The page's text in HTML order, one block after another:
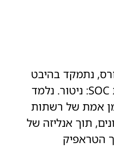
נתמקד בהיבט
מרכזי של אופרציות SOC: ניטור. נלמד
אמת של רשתות
תוך אנליזה של
הטראפיק